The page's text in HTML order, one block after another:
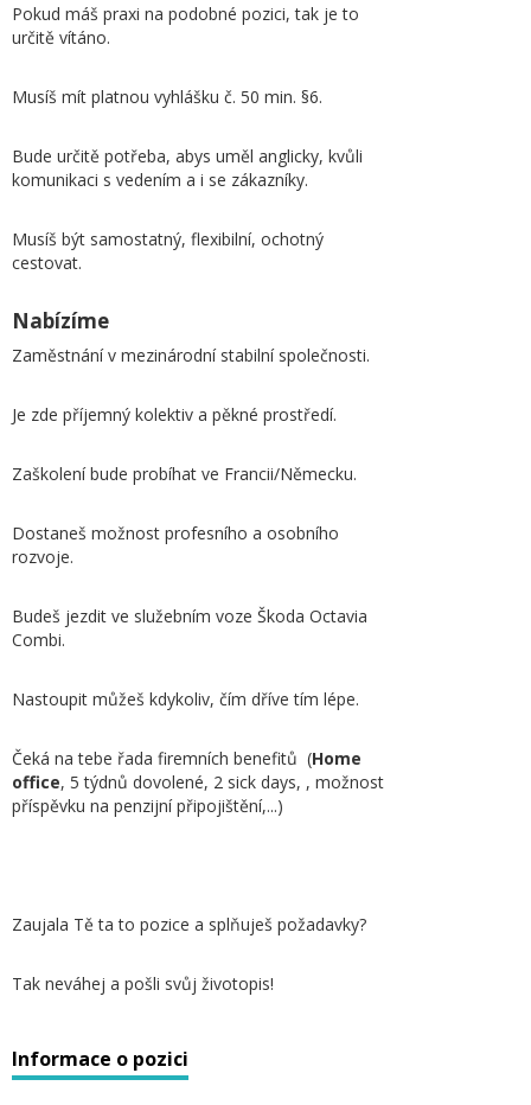
Pokud máš praxi na podobné pozici, tak je to
určitě vítáno.
Musíš mít platnou vyhlášku č. 50 min. §6.
Bude určitě potřeba, abys uměl anglicky, kvůli
komunikaci s vedením a i se zákazníky.
Musíš být samostatný, flexibilní, ochotný
cestovat.
Nabízíme
Zaměstnání v mezinárodní stabilní společnosti.
Je zde příjemný kolektiv a pěkné prostředí.
Zaškolení bude probíhat ve Francii/Německu.
Dostaneš možnost profesního a osobního
rozvoje.
Budeš jezdit ve služebním voze Škoda Octavia
Combi.
Nastoupit můžeš kdykoliv, čím dříve tím lépe.
Čeká na tebe řada firemních benefitů (Home
office, 5 týdnů dovolené, 2 sick days, , možnost
příspěvku na penzijní připojištění,...)
Zaujala Tě ta to pozice a splňuješ požadavky?
Tak neváhej a pošli svůj životopis!
Informace o pozici